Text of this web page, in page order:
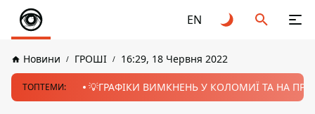
EN
Новини ГРОШІ 16:29, 18 Червня 2022
ТОПТЕМИ: 💡ГРАФІКИ ВИМКНЕНЬ У КОЛОМИЇ ТА НА